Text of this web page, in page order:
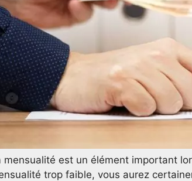
mensualité est un élément important
trop faible, vous aurez